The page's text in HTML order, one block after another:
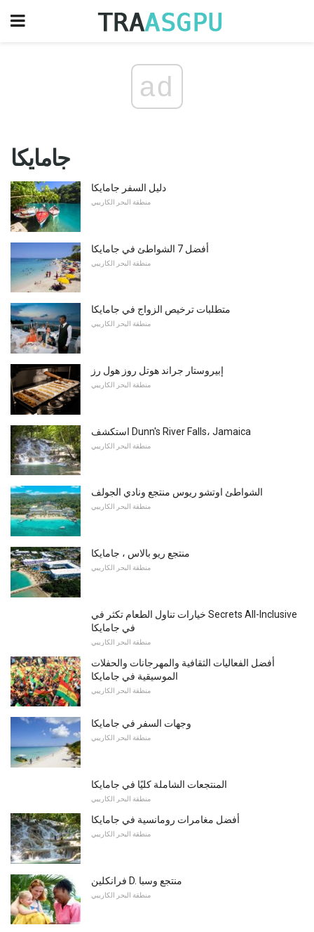
ad
جامايكا
دليل السفر جامايكا
منطقة البحر الكاريبي
أفضل 7 الشواطئ في جامايكا
منطقة البحر الكاريبي
متطلبات ترخيص الزواج في جامايكا
منطقة البحر الكاريبي
إبيروستار جراند هوتل روز هول رز
منطقة البحر الكاريبي
استكشف Dunn's River Falls، Jamaica
منطقة البحر الكاريبي
الشواطئ اوتشو ريوس منتجع ونادي الجولف
منطقة البحر الكاريبي
منتجع ريو بالاس ، جامايكا
منطقة البحر الكاريبي
خيارات تناول الطعام تكثر في Secrets All-Inclusive
في جامايكا
منطقة البحر الكاريبي
أفضل الفعاليات الثقافية والمهرجانات والحفلات
الموسيقية في جامايكا
منطقة البحر الكاريبي
وجهات السفر في جامايكا
منطقة البحر الكاريبي
المنتجعات الشاملة كليًا في جامايكا
منطقة البحر الكاريبي
أفضل مغامرات رومانسية في جامايكا
منطقة البحر الكاريبي
فرانكلين D. منتجع وسبا
منطقة البحر الكاريبي